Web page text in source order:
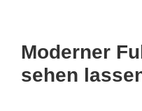
Moderner
sehen